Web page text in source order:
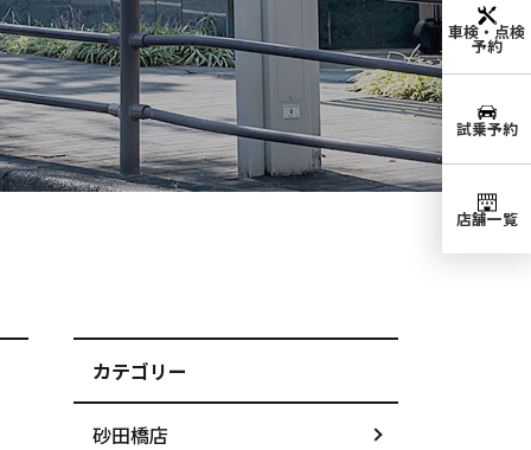
カテゴリー
砂田橋店
車検・点検
予約
試乗予約
店舗一覧